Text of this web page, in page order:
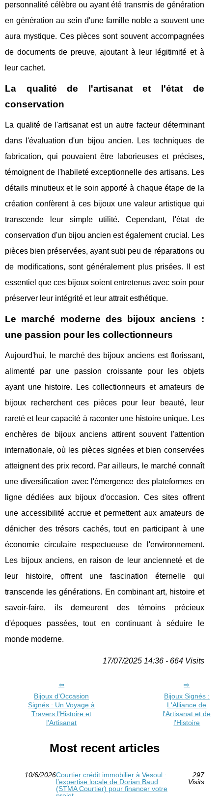
personnalité célèbre ou ayant été transmis de génération
en génération au sein d'une famille noble a souvent une
aura mystique. Ces pièces sont souvent accompagnées
de documents de preuve, ajoutant à leur légitimité et à
leur cachet.
La qualité de l'artisanat et l'état de
conservation
La qualité de l'artisanat est un autre facteur déterminant
dans l'évaluation d'un bijou ancien. Les techniques de
fabrication, qui pouvaient être laborieuses et précises,
témoignent de l'habileté exceptionnelle des artisans. Les
détails minutieux et le soin apporté à chaque étape de la
création confèrent à ces bijoux une valeur artistique qui
transcende leur simple utilité. Cependant, l'état de
conservation d'un bijou ancien est également crucial. Les
pièces bien préservées, ayant subi peu de réparations ou
de modifications, sont généralement plus prisées. Il est
essentiel que ces bijoux soient entretenus avec soin pour
préserver leur intégrité et leur attrait esthétique.
Le marché moderne des bijoux anciens :
une passion pour les collectionneurs
Aujourd'hui, le marché des bijoux anciens est florissant,
alimenté par une passion croissante pour les objets
ayant une histoire. Les collectionneurs et amateurs de
bijoux recherchent ces pièces pour leur beauté, leur
rareté et leur capacité à raconter une histoire unique. Les
enchères de bijoux anciens attirent souvent l'attention
internationale, où les pièces signées et bien conservées
atteignent des prix record. Par ailleurs, le marché connaît
une diversification avec l'émergence des plateformes en
ligne dédiées aux bijoux d'occasion. Ces sites offrent
une accessibilité accrue et permettent aux amateurs de
dénicher des trésors cachés, tout en participant à une
économie circulaire respectueuse de l'environnement.
Les bijoux anciens, en raison de leur ancienneté et de
leur histoire, offrent une fascination éternelle qui
transcende les générations. En combinant art, histoire et
savoir-faire, ils demeurent des témoins précieux
d'époques passées, tout en continuant à séduire le
monde moderne.
17/07/2025 14:36 - 664 Visits
Bijoux d'Occasion
Signés : Un Voyage à
Travers l'Histoire et
l'Artisanat
Bijoux Signés :
L'Alliance de
l'Artisanat et de
l'Histoire
Most recent articles
10/6/2026Courtier crédit immobilier à Vesoul :
l’expertise locale de Dorian Baud
(STMA Courtier) pour financer votre
297
Visits